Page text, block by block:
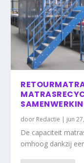
door Redactie | jun
De capaciteit
omhoog dankzij